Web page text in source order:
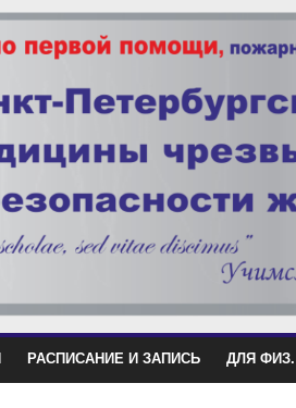
РАСПИСАНИЕ И ЗАПИСЬ ДЛЯ